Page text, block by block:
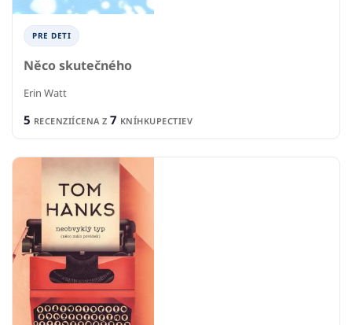
PRE DETI
Něco skutečného
Erin Watt
5 RECENZIÍCENA Z 7 KNÍHKUPECTIEV